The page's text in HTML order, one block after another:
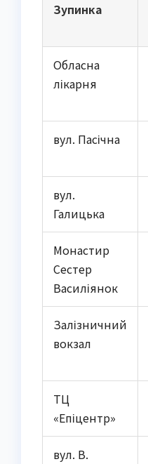
Зупинка
Обласна
лікарня
вул. Пасічна
вул.
Галицька
Монастир
Сестер
Василіянок
Залізничний
вокзал
ТЦ
«Епіцентр»
вул. В.